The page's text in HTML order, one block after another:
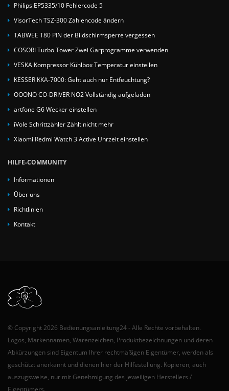
Philips EP5335/10 Fehlercode 5
VisorTech TSZ-300 Zahlencode ändern
TABWEE T80 PIN der Bildschirmsperre vergessen
COSORI Turbo Tower Zwei Garprogramme verwenden
VESKA Kompressor Kühlbox Temperatur einstellen
KESSER KKA-7000: Geht auch nur Entfeuchtung?
OOONO CO-DRIVER NO2 Vollständig aufgeladen
artfone G6 Wecker einstellen
iVole Schrittzähler Zählt nicht mehr
Xiaomi Redmi Watch 3 Active Uhrzeit einstellen
HILFE-COMMUNITY
Informationen
Über uns
Richtlinien
Kontakt
© Copyright 2026 Bedienungsanleitung24 - Alle Rechte vorbehalten.
Logos, Markennamen, Warenzeichen, Produktbezeichnungen und deren
Abkürzungen sind Eigentum Ihrer rechtmäßigen Eigentümer, werden als
geschützt anerkannt und dienen hier der Hilfestellung. Kopieren, auch
auszugsweise, nur mit Genehmigung des jeweiligen Herstellers /
Eigentümers.